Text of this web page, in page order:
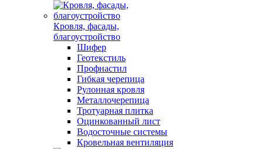
Кровля, фасады,
благоустройство
Шифер
Геотекстиль
Профнастил
Гибкая черепица
Рулонная кровля
Металлочерепица
Тротуарная плитка
Оцинкованный лист
Водосточные системы
Кровельная вентиляция